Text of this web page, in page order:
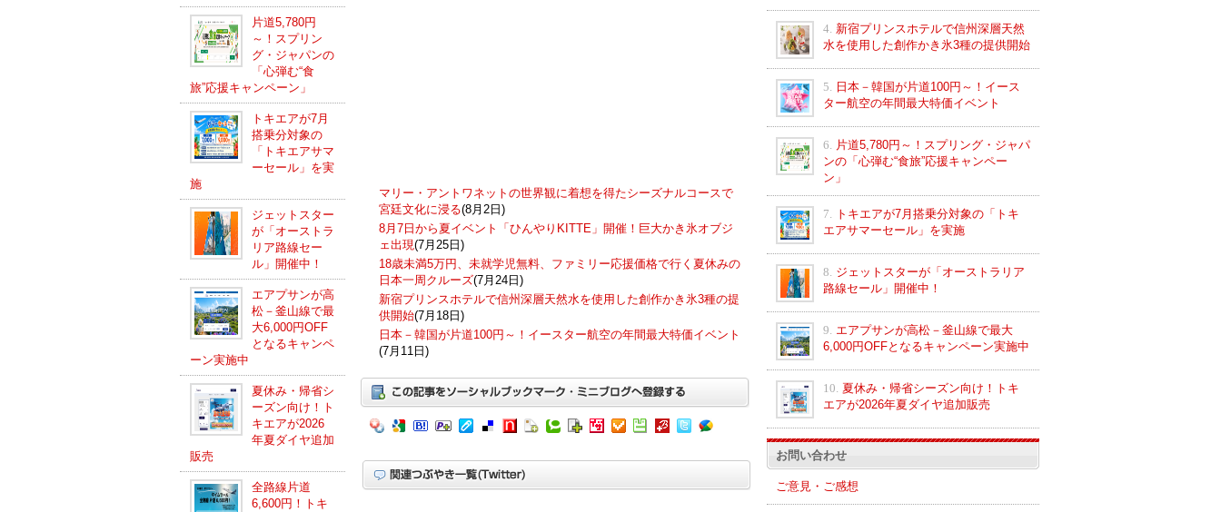
片道5,780円
～！スプリン
グ・ジャパンの
「心弾む“食
旅”応援キャンペーン」
トキエアが7月
搭乗分対象の
「トキエアサマ
ーセール」を実
施
ジェットスター
が「オーストラ
リア路線セー
ル」開催中！
エアプサンが高
松－釜山線で最
大6,000円OFF
となるキャンペ
ーン実施中
夏休み・帰省シ
ーズン向け！ト
キエアが2026
年夏ダイヤ追加
販売
全路線片道
6,600円！トキ
マリー・アントワネットの世界観に着想を得たシーズナルコースで
宮廷文化に浸る(8月2日)
8月7日から夏イベント「ひんやりKITTE」開催！巨大かき氷オブジ
ェ出現(7月25日)
18歳未満5万円、未就学児無料、ファミリー応援価格で行く夏休みの
日本一周クルーズ(7月24日)
新宿プリンスホテルで信州深層天然水を使用した創作かき氷3種の提
供開始(7月18日)
日本－韓国が片道100円～！イースター航空の年間最大特価イベント
(7月11日)
4. 新宿プリンスホテルで信州深層天然
水を使用した創作かき氷3種の提供開始
5.
日本－韓国が片道100円～！イース
ター航空の年間最大特価イベント
6.
片道5,780円～！スプリング・ジャパ
ンの「心弾む“食旅”応援キャンペー
ン」
7.
トキエアが7月搭乗分対象の「トキ
エアサマーセール」を実施
8. ジェットスターが「オーストラリア
路線セール」開催中！
9. エアプサンが高松－釜山線で最大
6,000円OFFとなるキャンペーン実施中
10. 夏休み・帰省シーズン向け！トキ
エアが2026年夏ダイヤ追加販売
お問い合わせ
ご意見・ご感想